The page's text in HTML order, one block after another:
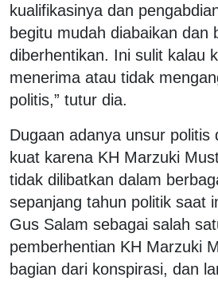
kualifikasinya dan
begitu mudah diabaikan dan
diberhentikan. Ini sulit kalau
menerima atau tidak
politis,” tutur dia.
Dugaan adanya unsur politis
kuat karena KH Marzuki
tidak dilibatkan dalam
sepanjang tahun politik saat
Gus Salam sebagai salah
pemberhentian KH Marzuki
bagian dari konspirasi, dan